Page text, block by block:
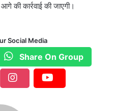
की कार्रवाई की जाएगी।
Social Media
Share On Group